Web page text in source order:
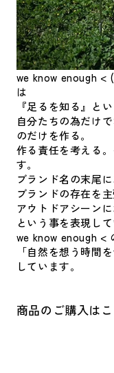
we know enough <
は
『足るを知る』と
自分たちの為だけ
のだけを作る。
作る責任を考える
す。
ブランド名の末尾
ブランドの存在を
アウトドアシーン
という事を表現して
we know enough <
「自然を想う時間
しています。
商品のご購入は